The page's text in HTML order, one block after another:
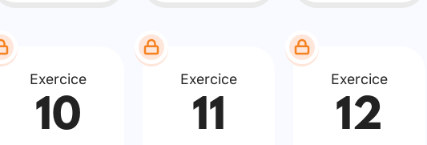
Exercice
10
Exercice
11
Exercice
12